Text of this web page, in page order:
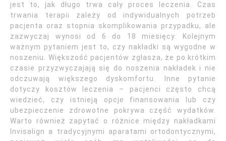
jest to, jak długo trwa cały proces leczenia. Czas
trwania terapii zależy od indywidualnych potrzeb
pacjenta oraz stopnia skomplikowania przypadku, ale
zazwyczaj wynosi od 6 do 18 miesięcy. Kolejnym
ważnym pytaniem jest to, czy nakładki są wygodne w
noszeniu. Większość pacjentów zgłasza, że po krótkim
czasie przyzwyczajają się do noszenia nakładek i nie
odczuwają większego dyskomfortu. Inne pytanie
dotyczy kosztów leczenia – pacjenci często chcą
wiedzieć, czy istnieją opcje finansowania lub czy
ubezpieczenie zdrowotne pokrywa część wydatków.
Warto również zapytać o różnice między nakładkami
Invisalign a tradycyjnymi aparatami ortodontycznymi,